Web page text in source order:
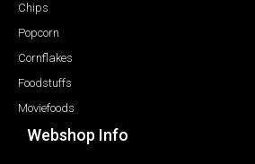
Chips
Popcorn
Cornflakes
Foodstuffs
Moviefoods
Webshop Info